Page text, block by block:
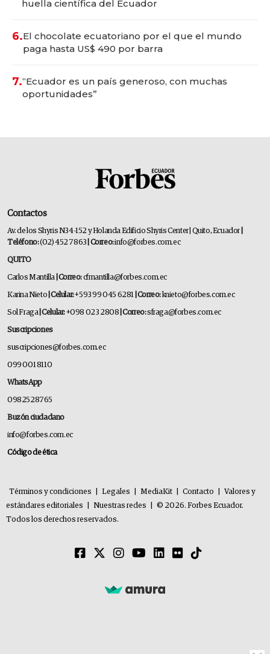
huella científica del Ecuador
6.El chocolate ecuatoriano por el que el mundo
paga hasta US$ 490 por barra
7.“Ecuador es un país generoso, con muchas
oportunidades”
Contactos
Av. de los Shyris N34-152 y Holanda Edificio Shyris Center | Quito, Ecuador
Teléfono:(02) 452 7863 | Correo:info@forbes.com.ec
QUITO
Carlos Mantilla | Correo:cfmantilla@forbes.com.ec
Karina Nieto | Celular:+593 99 045 6281 | Correo: knieto@forbes.com.ec
Sol Fraga | Celular:+098 023 2808 | Correo:sfraga@forbes.com.ec
Suscripciones
suscripciones@forbes.com.ec
099 001 8110
WhatsApp
0982528765
Buzón ciudadano
info@forbes.com.ec
Código de ética
Términos y condiciones Legales MediaKit Contacto
Valores y
estándares editoriales
Nuestras redes
© 2026. Forbes Ecuador.
Todos los derechos reservados.